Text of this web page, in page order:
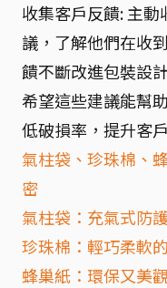
收集客戶反饋: 主
議，了解他們在收
饋不斷改進包裝設
希望這些建議能幫
低破損率，提升客
氣柱袋、珍珠棉、
密
氣柱袋：充氣式防
珍珠棉：輕巧柔軟
蜂巢紙：環保又美